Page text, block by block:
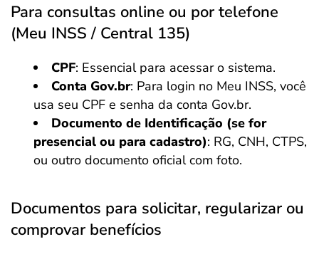
Para consultas online ou por telefone
(Meu INSS / Central 135)
CPF: Essencial para acessar o sistema.
Conta Gov.br: Para login no Meu INSS, você
usa seu CPF e senha da conta Gov.br.
Documento de Identificação (se for
presencial ou para cadastro): RG, CNH, CTPS,
ou outro documento oficial com foto.
Documentos para solicitar, regularizar ou
comprovar benefícios